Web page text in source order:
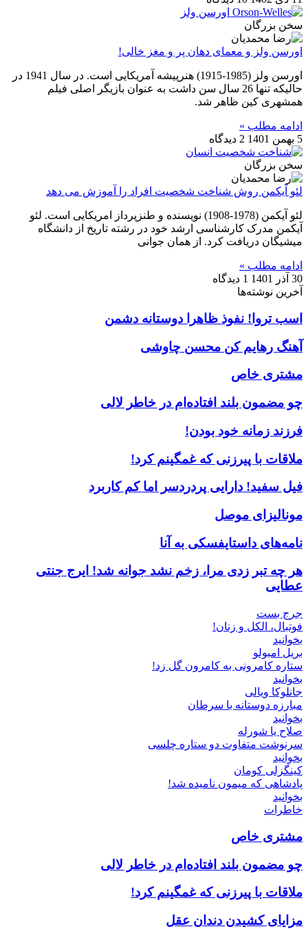
سخن بزرگان
اورسن ولز و معمای دهان پر و مغز خالی!
اورسن ولز (1985-1915) هنرپیشه آمریکایی است. در سال 1941 در
حالیکه تنها 26 سال سن داشت به عنوان بازیگر اصلی فیلم
همشهری کین ظاهر شد.
ادامه مطلب »
5 بهمن 1401
2 دیدگاه
سخن بزرگان
لئو آیکمن روش شناخت شخصیت افراد را آموزش می دهد
لئو آیکمن (1978-1908) نویسنده و طنزپرداز امریکایی است. لئو
آیکمن مدرک کارشناسی ارشد خود در رشته تاریخ از دانشگاه
میشیگان دریافت کرد. از همان جوانی
ادامه مطلب »
30 آذر 1401
1 دیدگاه
آخرین نوشته‌ها
اسب تروا! نفوذ ظاهرا دوستانه دشمن
آهنگ رهایم کن محسن چاوشی
مشتری خاص
چو مضمون بلند افتاده‌ام در خاطر لالی
فرزند زمانه خود بودن!
ملاقات با پیرزنی که غمگینم کرد!
فیل سفید! دارایی پردردسر اما کم کاربرد
مونالیزای موصل
نامه‌های داستایفسکی به آنا
هر چه تبر زدی مرا، زخم نشد جوانه شد! ایرج جنتی
عطایی
جرج بست
فوتبال، الکل و زنان!
بخوانید
بریل امبولو
ستاره کامرونی به کامرون گل زد!
بخوانید
جانلوکا ویالی
مبارزه دوستانه با سرطان
بخوانید
صلاح یا شورله
سرنوشت متفاوت دو ستاره چلسی
بخوانید
کینگزلی کومان
پادشاهی که میمون نامیده شد!
بخوانید
خاطرات
مشتری خاص
چو مضمون بلند افتاده‌ام در خاطر لالی
ملاقات با پیرزنی که غمگینم کرد!
مزایای کشیدن دندان عقل